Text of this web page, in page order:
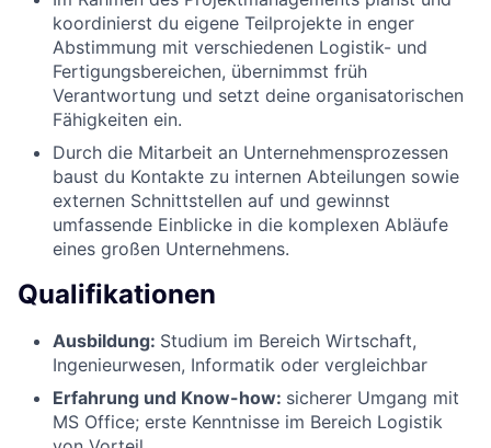
koordinierst du eigene Teilprojekte in enger
Abstimmung mit verschiedenen Logistik- und
Fertigungsbereichen, übernimmst früh
Verantwortung und setzt deine organisatorischen
Fähigkeiten ein.
Durch die Mitarbeit an Unternehmensprozessen
baust du Kontakte zu internen Abteilungen sowie
externen Schnittstellen auf und gewinnst
umfassende Einblicke in die komplexen Abläufe
eines großen Unternehmens.
Qualifikationen
Ausbildung: Studium im Bereich Wirtschaft,
Ingenieurwesen, Informatik oder vergleichbar
Erfahrung und Know-how: sicherer Umgang mit
MS Office; erste Kenntnisse im Bereich Logistik